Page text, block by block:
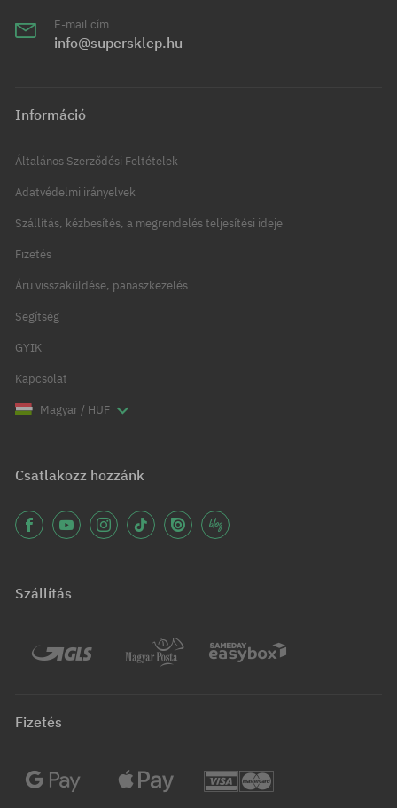
E-mail cím
info@supersklep.hu
Információ
Általános Szerződési Feltételek
Adatvédelmi irányelvek
Szállítás, kézbesítés, a megrendelés teljesítési ideje
Fizetés
Áru visszaküldése, panaszkezelés
Segítség
GYIK
Kapcsolat
Magyar / HUF
Csatlakozz hozzánk
Szállítás
Fizetés